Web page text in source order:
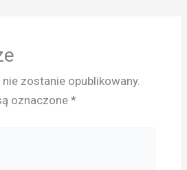
zostanie opublikowany.
oznaczone *